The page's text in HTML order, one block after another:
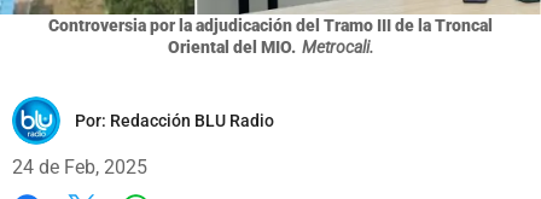
Controversia por la adjudicación del Tramo III de la Troncal
Oriental del MIO. Metrocali.
Por: Redacción BLU Radio
24 de Feb, 2025